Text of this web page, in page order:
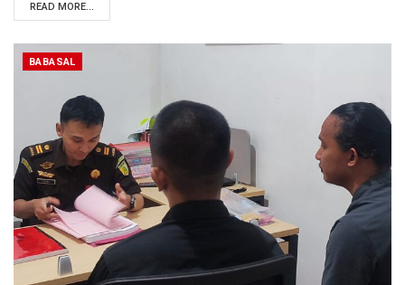
READ MORE...
BABASAL